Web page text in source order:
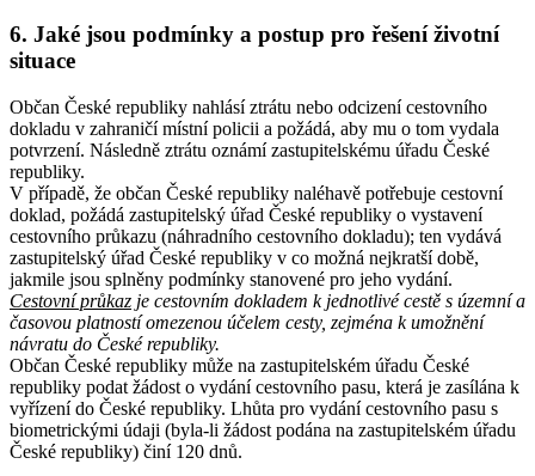
6. Jaké jsou podmínky a postup pro řešení životní
situace
Občan České republiky nahlásí ztrátu nebo odcizení cestovního
dokladu v zahraničí místní policii a požádá, aby mu o tom vydala
potvrzení. Následně ztrátu oznámí zastupitelskému úřadu České
republiky.
V případě, že občan České republiky naléhavě potřebuje cestovní
doklad, požádá zastupitelský úřad České republiky o vystavení
cestovního průkazu (náhradního cestovního dokladu); ten vydává
zastupitelský úřad České republiky v co možná nejkratší době,
jakmile jsou splněny podmínky stanovené pro jeho vydání.
Cestovní průkaz je cestovním dokladem k jednotlivé cestě s územní a
časovou platností omezenou účelem cesty, zejména k umožnění
návratu do České republiky.
Občan České republiky může na zastupitelském úřadu České
republiky podat žádost o vydání cestovního pasu, která je zasílána k
vyřízení do České republiky. Lhůta pro vydání cestovního pasu s
biometrickými údaji (byla-li žádost podána na zastupitelském úřadu
České republiky) činí 120 dnů.